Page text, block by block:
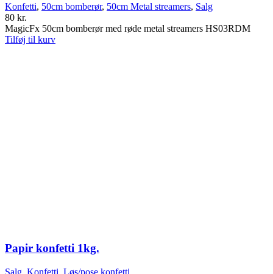
Konfetti, 50cm bomberør, 50cm Metal streamers, Salg
80 kr.
MagicFx 50cm bomberør med røde metal streamers HS03RDM
Tilføj til kurv
Papir konfetti 1kg.